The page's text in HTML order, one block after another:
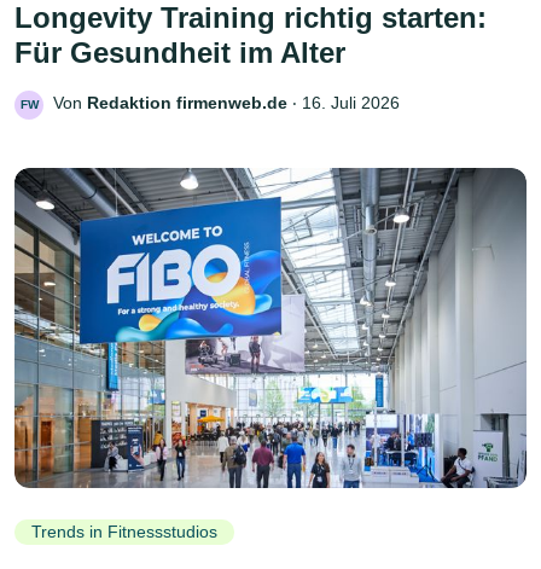
Longevity Training richtig starten:
Für Gesundheit im Alter
FW Von Redaktion firmenweb.de ‧ 16. Juli 2026
Trends in Fitnessstudios